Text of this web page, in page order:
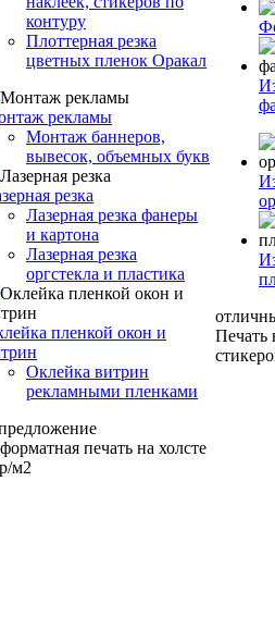
контуру
Плоттерная резка
цветных пленок Оракал
рекламы
Монтаж баннеров,
вывесок, объемных букв
резка
Лазерная резка фанеры
и картона
Лазерная резка
оргстекла и пластика
пленкой окон и
Оклейка витрин
рекламными пленками
печать на холсте
м2
Печать